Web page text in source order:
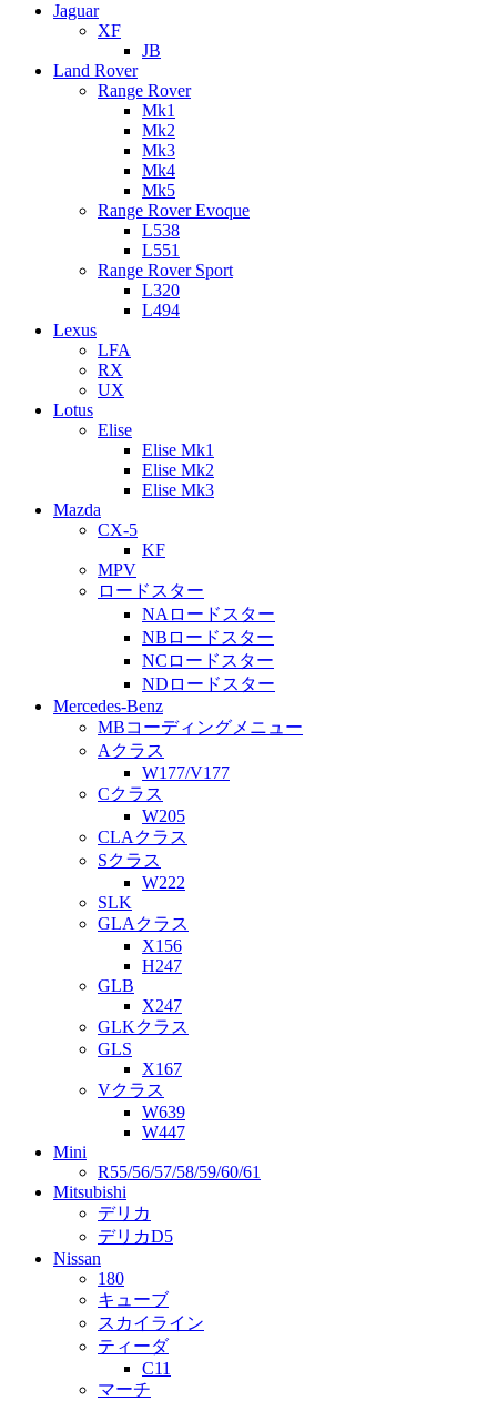
Jaguar
XF
JB
Land Rover
Range Rover
Mk1
Mk2
Mk3
Mk4
Mk5
Range Rover Evoque
L538
L551
Range Rover Sport
L320
L494
Lexus
LFA
RX
UX
Lotus
Elise
Elise Mk1
Elise Mk2
Elise Mk3
Mazda
CX-5
KF
MPV
ロードスター
NAロードスター
NBロードスター
NCロードスター
NDロードスター
Mercedes-Benz
MBコーディングメニュー
Aクラス
W177/V177
Cクラス
W205
CLAクラス
Sクラス
W222
SLK
GLAクラス
X156
H247
GLB
X247
GLKクラス
GLS
X167
Vクラス
W639
W447
Mini
R55/56/57/58/59/60/61
Mitsubishi
デリカ
デリカD5
Nissan
180
キューブ
スカイライン
ティーダ
C11
マーチ